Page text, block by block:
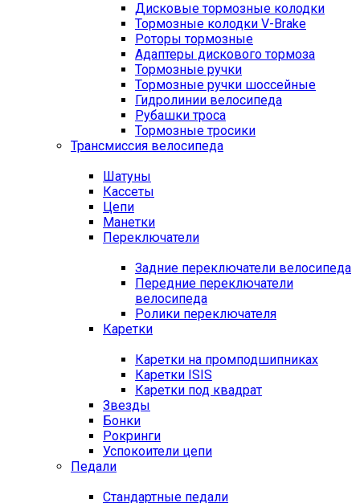
Дисковые тормозные колодки
Тормозные колодки V-Brake
Роторы тормозные
Адаптеры дискового тормоза
Тормозные ручки
Тормозные ручки шоссейные
Гидролинии велосипеда
Рубашки троса
Тормозные тросики
Трансмиссия велосипеда
Шатуны
Кассеты
Цепи
Манетки
Переключатели
Задние переключатели велосипеда
Передние переключатели
велосипеда
Ролики переключателя
Каретки
Каретки на промподшипниках
Каретки ISIS
Каретки под квадрат
Звезды
Бонки
Рокринги
Успокоители цепи
Педали
Стандартные педали